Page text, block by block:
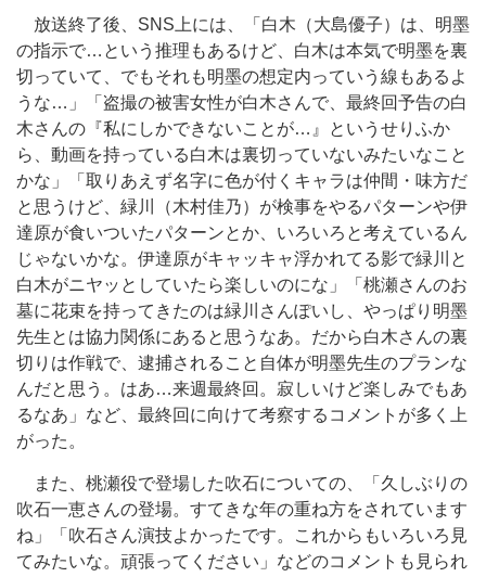
放送終了後、SNS上には、「白木（大島優子）は、明墨
の指示で…という推理もあるけど、白木は本気で明墨を裏
切っていて、でもそれも明墨の想定内っていう線もあるよ
うな…」「盗撮の被害女性が白木さんで、最終回予告の白
木さんの『私にしかできないことが…』というせりふか
ら、動画を持っている白木は裏切っていないみたいなこと
かな」「取りあえず名字に色が付くキャラは仲間・味方だ
と思うけど、緑川（木村佳乃）が検事をやるパターンや伊
達原が食いついたパターンとか、いろいろと考えているん
じゃないかな。伊達原がキャッキャ浮かれてる影で緑川と
白木がニヤッとしていたら楽しいのにな」「桃瀬さんのお
墓に花束を持ってきたのは緑川さんぽいし、やっぱり明墨
先生とは協力関係にあると思うなあ。だから白木さんの裏
切りは作戦で、逮捕されること自体が明墨先生のプランな
んだと思う。はあ…来週最終回。寂しいけど楽しみでもあ
るなあ」など、最終回に向けて考察するコメントが多く上
がった。
また、桃瀬役で登場した吹石についての、「久しぶりの
吹石一恵さんの登場。すてきな年の重ね方をされています
ね」「吹石さん演技よかったです。これからもいろいろ見
てみたいな。頑張ってください」などのコメントも見られ